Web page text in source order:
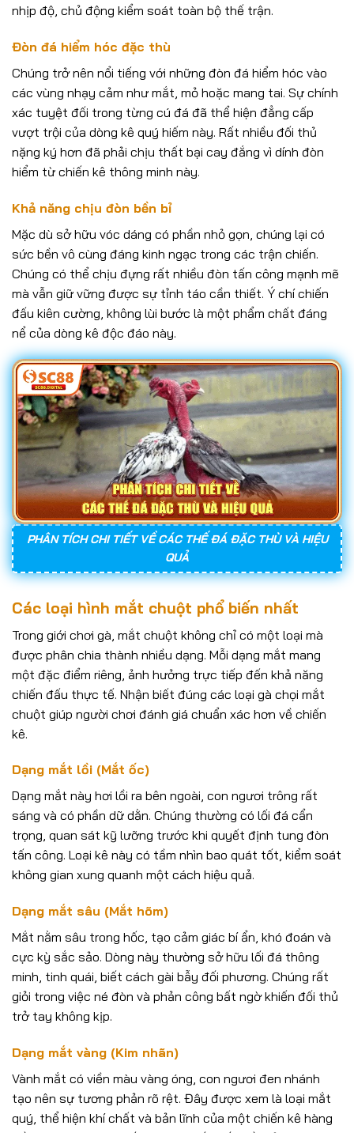
nhịp độ, chủ động kiểm soát toàn bộ thế trận.
Đòn đá hiểm hóc đặc thù
Chúng trở nên nổi tiếng với những đòn đá hiểm hóc vào
các vùng nhạy cảm như mắt, mỏ hoặc mang tai. Sự chính
xác tuyệt đối trong từng cú đá đã thể hiện đẳng cấp
vượt trội của dòng kê quý hiếm này. Rất nhiều đối thủ
nặng ký hơn đã phải chịu thất bại cay đắng vì dính đòn
hiểm từ chiến kê thông minh này.
Khả năng chịu đòn bền bỉ
Mặc dù sở hữu vóc dáng có phần nhỏ gọn, chúng lại có
sức bền vô cùng đáng kinh ngạc trong các trận chiến.
Chúng có thể chịu đựng rất nhiều đòn tấn công mạnh mẽ
mà vẫn giữ vững được sự tỉnh táo cần thiết. Ý chí chiến
đấu kiên cường, không lùi bước là một phẩm chất đáng
nể của dòng kê độc đáo này.
PHÂN TÍCH CHI TIẾT VỀ CÁC THẾ ĐÁ ĐẶC THÙ VÀ HIỆU
QUẢ
Các loại hình mắt chuột phổ biến nhất
Trong giới chơi gà, mắt chuột không chỉ có một loại mà
được phân chia thành nhiều dạng. Mỗi dạng mắt mang
một đặc điểm riêng, ảnh hưởng trực tiếp đến khả năng
chiến đấu thực tế. Nhận biết đúng các loại gà chọi mắt
chuột giúp người chơi đánh giá chuẩn xác hơn về chiến
kê.
Dạng mắt lồi (Mắt ốc)
Dạng mắt này hơi lồi ra bên ngoài, con ngươi trông rất
sáng và có phần dữ dằn. Chúng thường có lối đá cẩn
trọng, quan sát kỹ lưỡng trước khi quyết định tung đòn
tấn công. Loại kê này có tầm nhìn bao quát tốt, kiểm soát
không gian xung quanh một cách hiệu quả.
Dạng mắt sâu (Mắt hõm)
Mắt nằm sâu trong hốc, tạo cảm giác bí ẩn, khó đoán và
cực kỳ sắc sảo. Dòng này thường sở hữu lối đá thông
minh, tinh quái, biết cách gài bẫy đối phương. Chúng rất
giỏi trong việc né đòn và phản công bất ngờ khiến đối thủ
trở tay không kịp.
Dạng mắt vàng (Kim nhãn)
Vành mắt có viền màu vàng óng, con ngươi đen nhánh
tạo nên sự tương phản rõ rệt. Đây được xem là loại mắt
quý, thể hiện khí chất và bản lĩnh của một chiến kê hàng